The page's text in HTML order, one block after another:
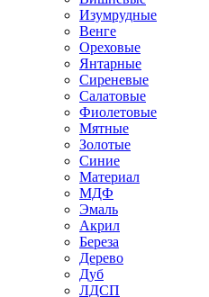
Изумрудные
Венге
Ореховые
Янтарные
Сиреневые
Салатовые
Фиолетовые
Мятные
Золотые
Синие
Материал
МДФ
Эмаль
Акрил
Береза
Дерево
Дуб
ЛДСП